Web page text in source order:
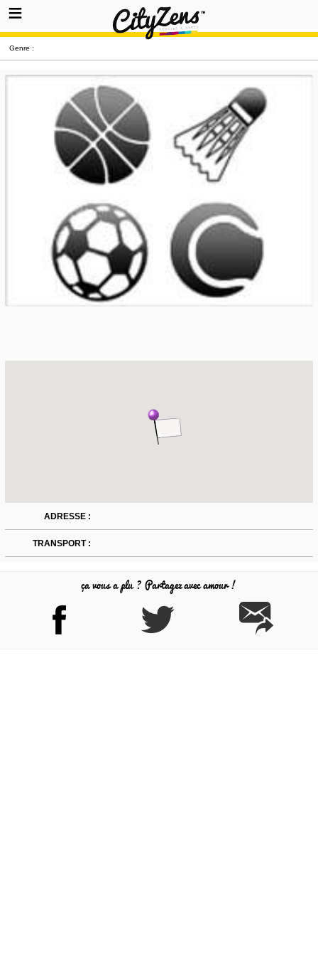
Genre :
ADRESSE :
TRANSPORT :
ça vous a plu ? Partagez avec amour !